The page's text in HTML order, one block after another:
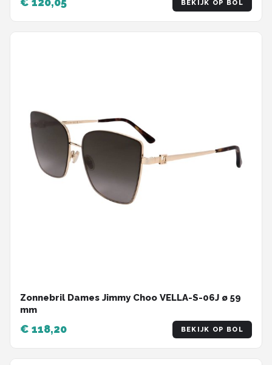
BEKIJK OP BOL
Zonnebril Dames Jimmy Choo VELLA-S-06J ø 59
mm
€ 118,20 BEKIJK OP BOL